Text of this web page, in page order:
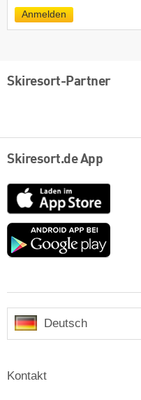
Anmelden
Skiresort-Partner
Skiresort.de App
App
Store
Google
Deutsch
Kontakt